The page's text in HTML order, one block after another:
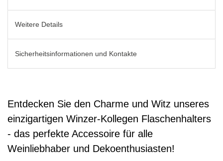
Weitere Details
Sicherheitsinformationen und Kontakte
Entdecken Sie den Charme und Witz unseres
einzigartigen Winzer-Kollegen Flaschenhalters
- das perfekte Accessoire für alle
Weinliebhaber und Dekoenthusiasten!